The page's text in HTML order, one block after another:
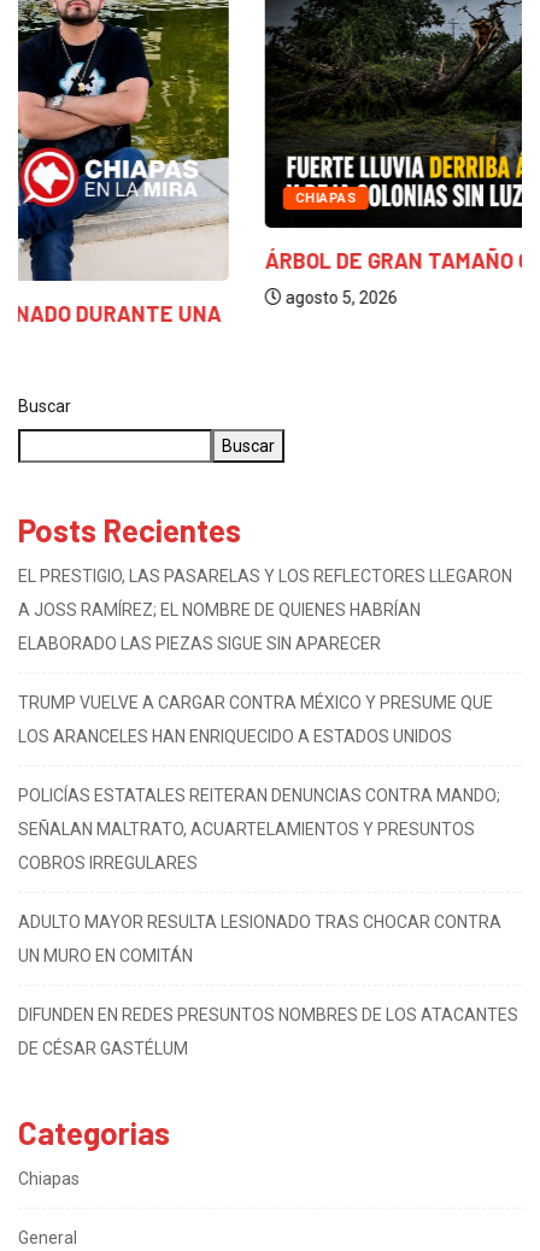
CHIAPAS
ÁRBOL DE GRAN TAMAÑO CAE SOBRE CABLEADO...
Buscar
Buscar
Posts Recientes
EL PRESTIGIO, LAS PASARELAS Y LOS REFLECTORES LLEGARON
A JOSS RAMÍREZ; EL NOMBRE DE QUIENES HABRÍAN
ELABORADO LAS PIEZAS SIGUE SIN APARECER
TRUMP VUELVE A CARGAR CONTRA MÉXICO Y PRESUME QUE
LOS ARANCELES HAN ENRIQUECIDO A ESTADOS UNIDOS
POLICÍAS ESTATALES REITERAN DENUNCIAS CONTRA MANDO;
SEÑALAN MALTRATO, ACUARTELAMIENTOS Y PRESUNTOS
COBROS IRREGULARES
ADULTO MAYOR RESULTA LESIONADO TRAS CHOCAR CONTRA
UN MURO EN COMITÁN
DIFUNDEN EN REDES PRESUNTOS NOMBRES DE LOS ATACANTES
DE CÉSAR GASTÉLUM
Categorias
Chiapas
General